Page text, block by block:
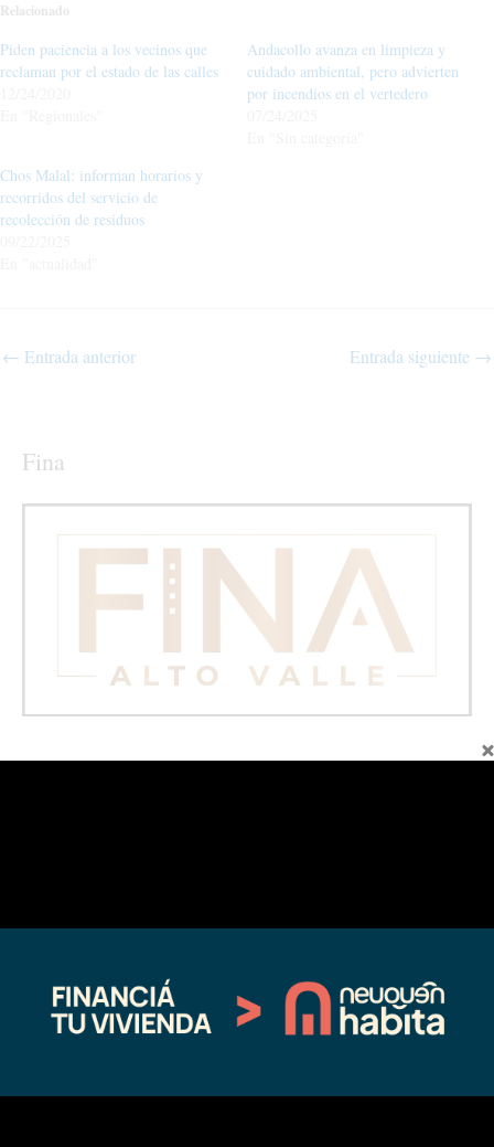
Relacionado
Piden paciencia a los vecinos que
reclaman por el estado de las calles
Andacollo avanza en limpieza y
cuidado ambiental, pero advierten
por incendios en el vertedero
Chos Malal: informan horarios y
recorridos del servicio de
recolección de residuos
← Entrada anterior Entrada siguiente →
Fina